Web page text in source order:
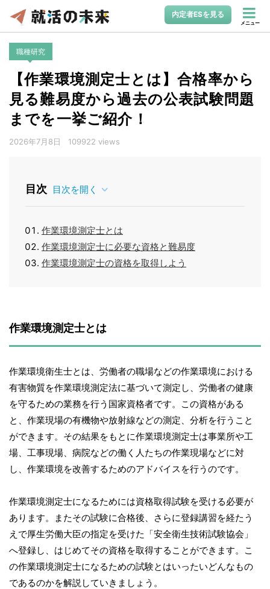
内定者ESを見る
メニュー
職種研究
【作業環境測定士とは】合格率から
見る難易度から過去の公表試験問題
までを一挙ご紹介！
2026年7月8日 109922 views
目次 目次を開く
作業環境測定士とは
作業環境測定士に必要な資格と難易度
作業環境測定士の資格を取得しよう
作業環境測定士とは
作業環境衛生士とは、労働者の職場などの作業環境における
有害物質を作業環境測定法に基づいて測定し、労働者の健康
を守るための業務を行う国家資格者です。この資格がある
と、作業現場の有機物や放射線などの測定、分析を行うこと
ができます。その結果をもとに作業環境測定士は事業所や工
場、工事現場、病院などの働く人たちの作業現場などに対
し、作業環境を改善するためのアドバイスを行うのです。
作業環境測定士になるためには資格取得試験を受ける必要が
あります。またその試験に合格後、さらに登録講習を経たう
えで厚生労働大臣の指定を受けた「安全衛生技術試験協会」
へ登録し、はじめてその資格を取得することができます。こ
の作業環境測定士になるための試験とはいったいどんなもの
であるのかを解説していきましょう。